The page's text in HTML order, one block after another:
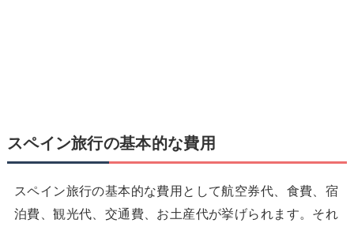
スペイン旅行の基本的な費用
スペイン旅行の基本的な費用として航空券代、食費、宿
泊費、観光代、交通費、お土産代が挙げられます。それ